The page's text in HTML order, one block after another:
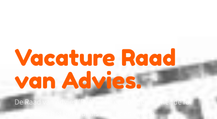
Vacature Raad
van Advies.
De Raad van Advies (RvA) heeft een o
ndersteunende rol
voor zowel het bestuur als alle leden van de